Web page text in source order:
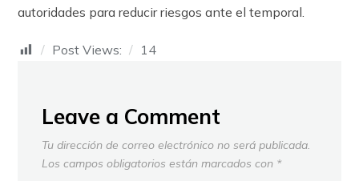
autoridades para reducir riesgos ante el temporal.
Post Views: 14
Leave a Comment
Tu dirección de correo electrónico no será publicada.
Los campos obligatorios están marcados con *